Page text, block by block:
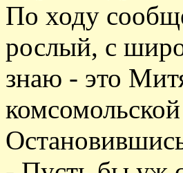
По ходу
рослый, с
знаю - это